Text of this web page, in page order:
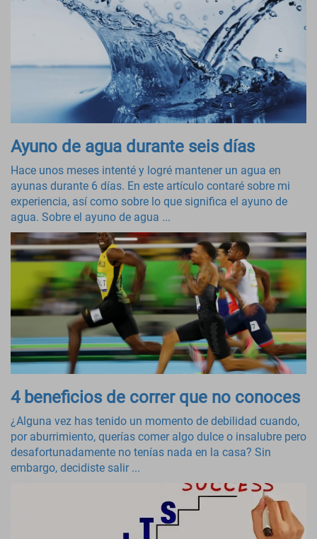
Ayuno de agua durante seis días
Hace unos meses intenté y logré mantener un agua en
ayunas durante 6 días. En este artículo contaré sobre mi
experiencia, así como sobre lo que significa el ayuno de
agua. Sobre el ayuno de agua ...
4 beneficios de correr que no conoces
¿Alguna vez has tenido un momento de debilidad cuando,
por aburrimiento, querías comer algo dulce o insalubre pero
desafortunadamente no tenías nada en la casa? Sin
embargo, decidiste salir ...